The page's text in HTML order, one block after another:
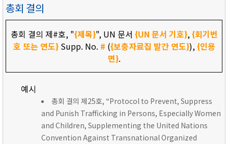
총회 결의
총회 결의 제#호, "{제목}", UN 문서 {UN 문서 기호},{회기번
호 또는 연도}Supp. No. # ({보충자료집 발간 연도}),{인용
면}.
예시
총회 결의 제25호, “Protocol to Prevent, Suppress
and Punish Trafficking in Persons, Especially Women
and Children, Supplementing the United Nations
Convention Against Transnational Organized